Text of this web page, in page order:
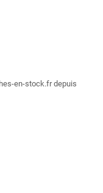
en-stock.fr depuis